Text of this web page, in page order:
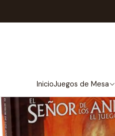
InicioJuegos de Mesa